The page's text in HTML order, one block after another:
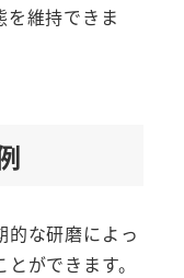
を維持できま
的な研磨によっ
ができます。